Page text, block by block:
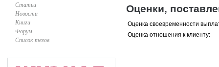
Статьи
Новости
Книги
Форум
Список тегов
Оценки,
Оценка своевременности
Оценка отношения к клиенту: